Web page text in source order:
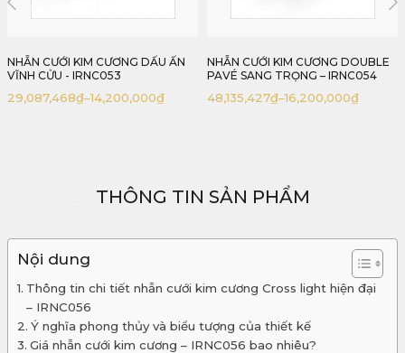
NHẪN CƯỚI KIM CƯƠNG DOUBLE
PAVÉ SANG TRỌNG – IRNC054
16,200,000₫
–
48,135,427₫
NHẪN CƯỚI KIM CƯƠNG CLASSIC
BEZEL TINH GIẢN – IRNC051
13,700,000₫
–
31,179,286₫
THÔNG TIN SẢN PHẨM
Nội dung
Thông tin chi tiết nhẫn cưới kim cương Cross light hiện đại
– IRNC056
Ý nghĩa phong thủy và biểu tượng của thiết kế
Giá nhẫn cưới kim cương – IRNC056 bao nhiêu?